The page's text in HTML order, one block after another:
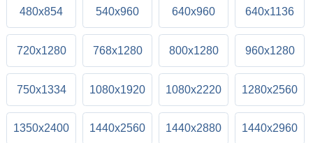
480x854 540x960 640x960 640x1136
720x1280 768x1280 800x1280 960x1280
750x1334 1080x1920 1080x2220 1280x2560
1350x2400 1440x2560 1440x2880 1440x2960